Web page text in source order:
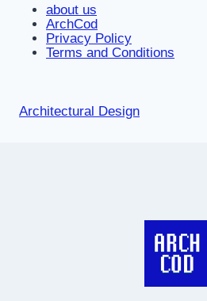
about us
ArchCod
Privacy Policy
Terms and Conditions
Architectural Design